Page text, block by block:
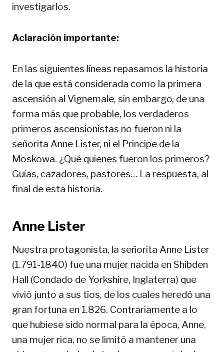
investigarlos.
Aclaración importante:
En las siguientes líneas repasamos la historia
de la que está considerada como la primera
ascensión al Vignemale, sin embargo, de una
forma más que probable, los verdaderos
primeros ascensionistas no fueron ni la
señorita Anne Lister, ni el Principe de la
Moskowa. ¿Qué quienes fueron los primeros?
Guías, cazadores, pastores… La respuesta, al
final de esta historia.
Anne Lister
Nuestra protagonista, la señorita Anne Lister
(1.791-1840) fue una mujer nacida en Shibden
Hall (Condado de Yorkshire, Inglaterra) que
vivió junto a sus tíos, de los cuales heredó una
gran fortuna en 1.826. Contrariamente a lo
que hubiese sido normal para la época, Anne,
una mujer rica, no se limitó a mantener una